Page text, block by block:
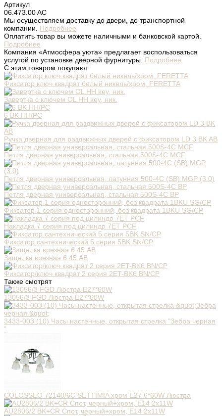
Артикул
06.473.00 AC
Мы осуществляем доставку до двери, до транспортной
компании. Подробнее
Оплатить товар вы можете наличными и банковской картой.
Подробнее
Компания «Атмосфера уюта» предлагает воспользоваться
услугой по установке дверной фурнитуры. Подробнее
С этим товаром покупают
Фиксатор ключ квадрат белый никель/хром, FERETTA
Завертка с ключем OL HH key, ник.
6 BK HH/PC
Ручка дверная для раздвижных дверей с фиксатором LD 3 BK AB
Петля дверная универсальная, стальная 500S-4C MCF
Петля дверная универсальная, латунная 500-4C (SB) MGP (3.0)
Петля дверная универсальная, стальная 500S-4C BP
Фиксатор 1 серия односторонний, без квадрата 1BKU SG/CP
Накладка 7 серия под цилиндр 7ET PCF
Фиксатор сантехнический 5 серия 5BK SN/CP
Защелка врезная 6.45 AB
Фиксатор/ключ квадрат 2 серия 2ET-BK6 BN/CP
Также смотрят
13056/3 FGD Люстра E27*60W
3433-003 (10) Часы настенные, открытая стрелка "Зебра черная
"
COLOSSEO 72140/6C SETTIMIA хром E27 6*60W Люстра
AU2806/2 BK+CR Спот, черный+хром, Е14 2х11W